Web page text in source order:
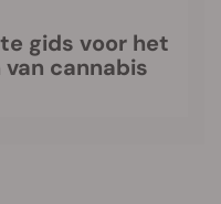
cannabis